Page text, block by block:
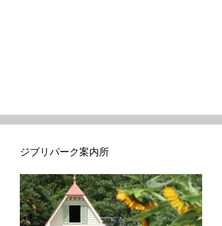
ジブリパーク案内所